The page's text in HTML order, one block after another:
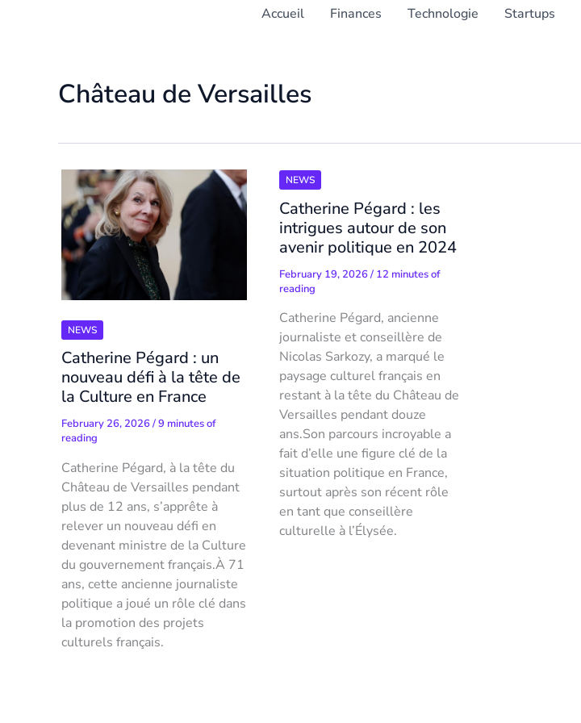
Accueil Finances Technologie Startups
Château de Versailles
NEWS
Catherine Pégard : un
nouveau défi à la tête de
la Culture en France
February 26, 2026/9 minutes of
reading
Catherine Pégard, à la tête du
Château de Versailles pendant
plus de 12 ans, s’apprête à
relever un nouveau défi en
devenant ministre de la Culture
du gouvernement français.À 71
ans, cette ancienne journaliste
politique a joué un rôle clé dans
la promotion des projets
culturels français.
NEWS
Catherine Pégard : les
intrigues autour de son
avenir politique en 2024
February 19, 2026/ 12 minutes of
reading
Catherine Pégard, ancienne
journaliste et conseillère de
Nicolas Sarkozy, a marqué le
paysage culturel français en
restant à la tête du Château de
Versailles pendant douze
ans.Son parcours incroyable a
fait d’elle une figure clé de la
situation politique en France,
surtout après son récent rôle
en tant que conseillère
culturelle à l’Élysée.